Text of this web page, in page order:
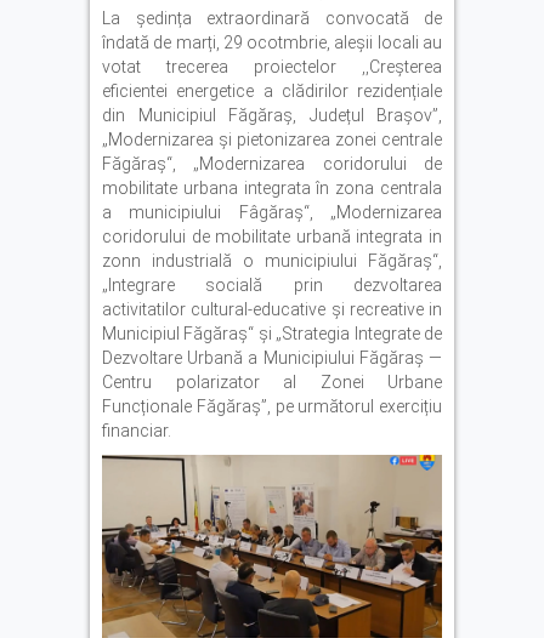
La ședința extraordinară convocată de
îndată de marți, 29 ocotmbrie, aleșii locali au
votat trecerea proiectelor ,,Creșterea
eficientei energetice a clădirilor rezidențiale
din Municipiul Făgăraș, Județul Brașov”,
„Modernizarea și pietonizarea zonei centrale
Făgăraș“, „Modernizarea coridorului de
mobilitate urbana integrata în zona centrala
a municipiului Fâgăraș“, „Modernizarea
coridorului de mobilitate urbană integrata in
zonn industrială o municipiului Făgăraș“,
„Integrare socială prin dezvoltarea
activitatilor cultural-educative și recreative in
Municipiul Făgăraș“ și „Strategia Integrate de
Dezvoltare Urbană a Municipiului Făgăraș —
Centru polarizator al Zonei Urbane
Funcționale Făgăraș”, pe următorul exercițiu
financiar.